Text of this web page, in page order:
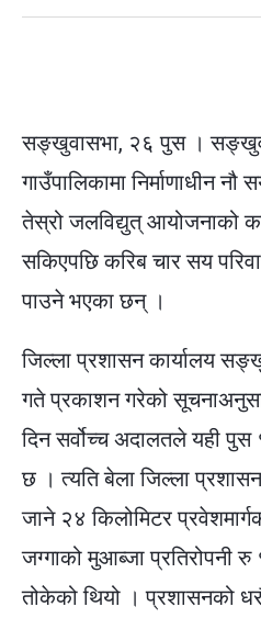
सङ्खुवासभा, २६ पुस ।
गाउँपालिकामा निर्माणाधीन
तेस्रो जलविद्युत् आयोजनाको
सकिएपछि करिब चार सय
पाउने भएका छन् ।
जिल्ला प्रशासन कार्यालय
गते प्रकाशन गरेको
दिन सर्वोच्च अदालतले यही
छ । त्यति बेला जिल्ला
जाने २४ किलोमिटर
जग्गाको मुआब्जा प्रतिरोपनी
तोकेको थियो । प्रशासनको